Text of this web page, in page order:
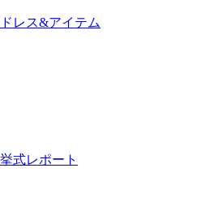
ドレス&アイテム
挙式レポート